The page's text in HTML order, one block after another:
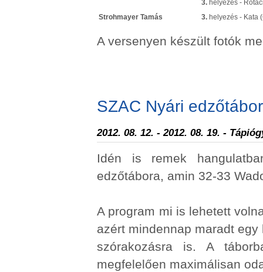
3. helyezés -
Strohmayer Tamás
3. helyezés - Kata
A versenyen készült fotók
SZAC Nyári edzőtábor
2012. 08. 12. - 2012. 08. 19. -
Idén is remek
edzőtábora, amin 32-33
A program mi is lehetett
azért mindennap maradt
szórakozásra is. A
megfelelően maximálisan